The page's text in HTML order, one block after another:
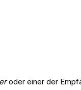
oder einer der